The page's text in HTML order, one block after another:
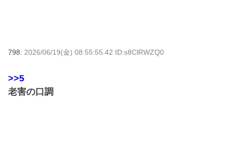
798: 2026/06/19(金) 08:55:55.42 ID:s8ClRWZQ0
>>5
老害の口調